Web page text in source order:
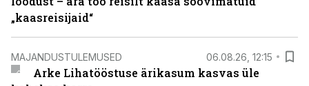
„kaasreisijaid“
MAJANDUSTULEMUSED 06.08.26, 12:15
Arke Lihatööstuse ärikasum kasvas üle